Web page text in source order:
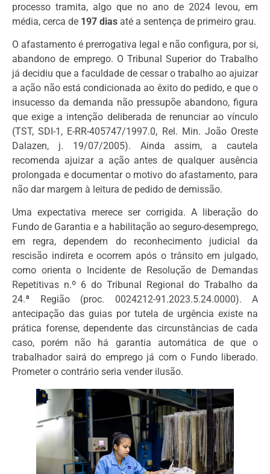
processo tramita, algo que no ano de 2024 levou, em
média, cerca de 197 dias até a sentença de primeiro grau.
O afastamento é prerrogativa legal e não configura, por si,
abandono de emprego. O Tribunal Superior do Trabalho
já decidiu que a faculdade de cessar o trabalho ao ajuizar
a ação não está condicionada ao êxito do pedido, e que o
insucesso da demanda não pressupõe abandono, figura
que exige a intenção deliberada de renunciar ao vínculo
(TST, SDI-1, E-RR-405747/1997.0, Rel. Min. João Oreste
Dalazen, j. 19/07/2005). Ainda assim, a cautela
recomenda ajuizar a ação antes de qualquer ausência
prolongada e documentar o motivo do afastamento, para
não dar margem à leitura de pedido de demissão.
Uma expectativa merece ser corrigida. A liberação do
Fundo de Garantia e a habilitação ao seguro-desemprego,
em regra, dependem do reconhecimento judicial da
rescisão indireta e ocorrem após o trânsito em julgado,
como orienta o Incidente de Resolução de Demandas
Repetitivas n.º 6 do Tribunal Regional do Trabalho da
24.ª Região (proc. 0024212-91.2023.5.24.0000). A
antecipação das guias por tutela de urgência existe na
prática forense, dependente das circunstâncias de cada
caso, porém não há garantia automática de que o
trabalhador sairá do emprego já com o Fundo liberado.
Prometer o contrário seria vender ilusão.